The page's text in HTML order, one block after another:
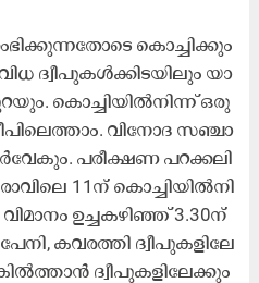
കൊ​ച്ചി​ക്കും
ദ്വീ​പു​ക​ൾ​ക്കി​ട​യി​ലും യാ​
കൊ​ച്ചി​യി​ൽ​നി​ന്ന്​ ഒ​രു​
വി​നോ​ദ സ​ഞ്ചാ​
പ​രീ​ക്ഷ​ണ പ​റ​ക്ക​ലി​
11ന്​ ​കൊ​ച്ചി​യി​ൽ​നി​
ഉ​ച്ച​ക​ഴി​ഞ്ഞ്​ 3.30ന്​
ക​വ​ര​ത്തി ദ്വീ​പു​ക​ളി​ലേ​
ദ്വീ​പു​ക​ളി​ലേ​ക്കും